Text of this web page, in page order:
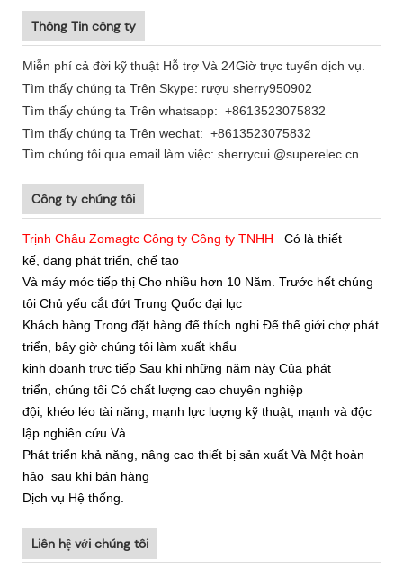
Thông Tin công ty
Miễn phí cả đời kỹ thuật Hỗ trợ Và 24Giờ trực tuyến dịch vụ.
Tìm thấy chúng ta Trên Skype: rượu sherry950902
Tìm thấy chúng ta Trên whatsapp: +8613523075832
Tìm thấy chúng ta Trên wechat: +8613523075832
Tìm chúng tôi qua email làm việc: sherrycui @superelec.cn
Công ty chúng tôi
Trịnh Châu Zomagtc Công ty Công ty TNHH
Có là thiết
kế, đang phát triển, chế tạo
Và máy móc tiếp thị Cho nhiều hơn 10 Năm. Trước hết chúng
tôi Chủ yếu cắt đứt Trung Quốc đại lục
Khách hàng Trong đặt hàng để thích nghi Để thế giới chợ phát
triển, bây giờ chúng tôi làm xuất khẩu
kinh doanh trực tiếp Sau khi những năm này Của phát
triển, chúng tôi Có chất lượng cao chuyên nghiệp
đội, khéo léo tài năng, mạnh lực lượng kỹ thuật, mạnh và độc
lập nghiên cứu Và
Phát triển khả năng, nâng cao thiết bị sản xuất Và Một hoàn
hảo sau khi bán hàng
Dịch vụ Hệ thống.
Liên hệ với chúng tôi